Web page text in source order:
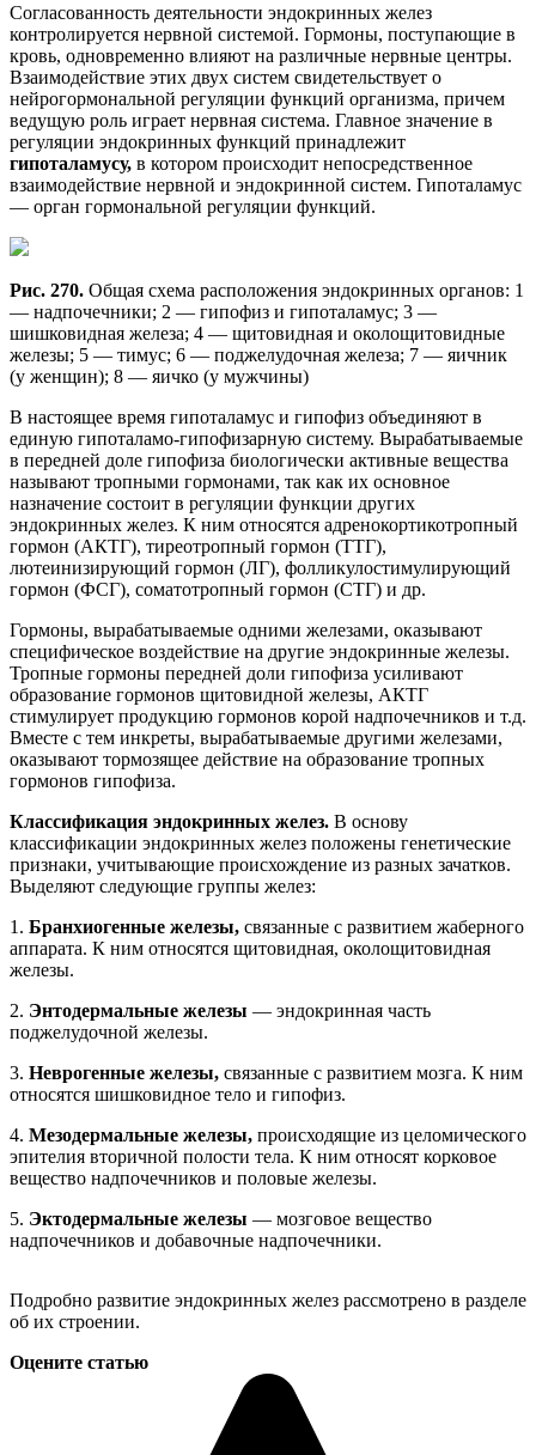
Согласованность деятельности эндокринных желез
контролируется нервной системой. Гормоны, поступающие в
кровь, одновременно влияют на различные нервные центры.
Взаимодействие этих двух систем свидетельствует о
нейрогормональной регуляции функций организма, причем
ведущую роль играет нервная система. Главное значение в
регуляции эндокринных функций принадлежит
гипоталамусу, в котором происходит непосредственное
взаимодействие нервной и эндокринной систем. Гипоталамус
— орган гормональной регуляции функций.
Рис. 270. Общая схема расположения эндокринных органов: 1
— надпочечники; 2 — гипофиз и гипоталамус; 3 —
шишковидная железа; 4 — щитовидная и околощитовидные
железы; 5 — тимус; 6 — поджелудочная железа; 7 — яичник
(у женщин); 8 — яичко (у мужчины)
В настоящее время гипоталамус и гипофиз объединяют в
единую гипоталамо-гипофизарную систему. Вырабатываемые
в передней доле гипофиза биологически активные вещества
называют тропными гормонами, так как их основное
назначение состоит в регуляции функции других
эндокринных желез. К ним относятся адренокортикотропный
гормон (АКТГ), тиреотропный гормон (ТТГ),
лютеинизирующий гормон (ЛГ), фолликулостимулирующий
гормон (ФСГ), соматотропный гормон (СТГ) и др.
Гормоны, вырабатываемые одними железами, оказывают
специфическое воздействие на другие эндокринные железы.
Тропные гормоны передней доли гипофиза усиливают
образование гормонов щитовидной железы, АКТГ
стимулирует продукцию гормонов корой надпочечников и т.д.
Вместе с тем инкреты, вырабатываемые другими железами,
оказывают тормозящее действие на образование тропных
гормонов гипофиза.
Классификация эндокринных желез. В основу
классификации эндокринных желез положены генетические
признаки, учитывающие происхождение из разных зачатков.
Выделяют следующие группы желез:
1. Бранхиогенные железы, связанные с развитием жаберного
аппарата. К ним относятся щитовидная, околощитовидная
железы.
2. Энтодермальные железы — эндокринная часть
поджелудочной железы.
3. Неврогенные железы, связанные с развитием мозга. К ним
относятся шишковидное тело и гипофиз.
4. Мезодермальные железы, происходящие из целомического
эпителия вторичной полости тела. К ним относят корковое
вещество надпочечников и половые железы.
5. Эктодермальные железы — мозговое вещество
надпочечников и добавочные надпочечники.
Подробно развитие эндокринных желез рассмотрено в разделе
об их строении.
Оцените статью